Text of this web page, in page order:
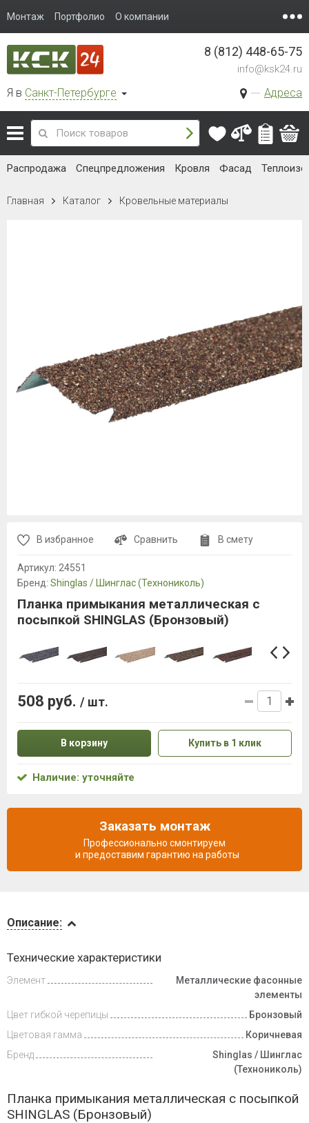
Монтаж Портфолио О компании
Я в Санкт-Петербурге Адреса
8 (812) 448-65-75
info@ksk24.ru
Распродажа Спецпредложения Кровля Фасад
Главная Каталог Кровельные материалы
и оплата
Описание:
Технические характеристики
Элемент
Металлические фасонные
элементы
Цвет гибкой черепицы
Бронзовый
Цветовая гамма
Коричневая
Бренд
Shinglas / Шинглас
(Технониколь)
Планка примыкания металлическая с посыпкой
SHINGLAS (Бронзовый)
В избранное Сравнить В смету
Артикул: 24551
Бренд: Shinglas / Шинглас (Технониколь)
Планка примыкания металлическая с
посыпкой SHINGLAS (Бронзовый)
508 руб. / шт.
В корзину Купить в 1 клик
Наличие: уточняйте
Заказать монтаж
Профессионально смонтируем
и предоставим гарантию на работы